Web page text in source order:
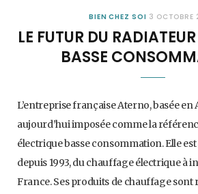
BIEN CHEZ SOI 3 OCTOBRE
LE FUTUR DU
BASSE
L’entreprise française Aterno, basée en
aujourd’hui imposée comme la
électrique basse consommation. Elle
depuis 1993, du chauffage électrique à
France. Ses produits de chauffage sont